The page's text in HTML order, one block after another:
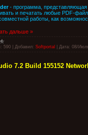
- программа, представляющая
и печатать любые PDF-
работы, как
дальше »
590 Добавил: Softportal Дата: 08/
7.2 Build 155152